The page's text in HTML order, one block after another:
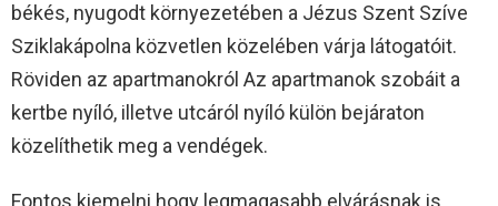
békés, nyugodt környezetében a Jézus Szent Szíve
Sziklakápolna közvetlen közelében várja látogatóit.
Röviden az apartmanokról Az apartmanok szobáit a
kertbe nyíló, illetve utcáról nyíló külön bejáraton
közelíthetik meg a vendégek.